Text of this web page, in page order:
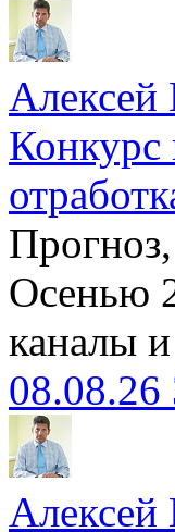
Алексей
Конкурс
Осенью
каналы
08.08.26
Алексей